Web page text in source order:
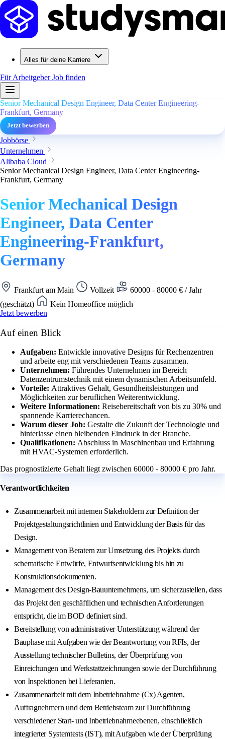
Alles für deine Karriere
Für ArbeitgeberJob finden
Senior Mechanical Design Engineer, Data Center Engineering-
Frankfurt, Germany
Jetzt bewerben
Jobbörse
Unternehmen
Alibaba Cloud
Senior Mechanical Design Engineer, Data Center Engineering-
Frankfurt, Germany
Senior Mechanical Design
Engineer, Data Center
Engineering-Frankfurt,
Germany
Frankfurt am Main Vollzeit
60000 - 80000 € / Jahr
(geschätzt)
Kein Homeoffice möglich
Jetzt bewerben
Auf einen Blick
Aufgaben: Entwickle innovative Designs für Rechenzentren
und arbeite eng mit verschiedenen Teams zusammen.
Unternehmen: Führendes Unternehmen im Bereich
Datenzentrumstechnik mit einem dynamischen Arbeitsumfeld.
Vorteile: Attraktives Gehalt, Gesundheitsleistungen und
Möglichkeiten zur beruflichen Weiterentwicklung.
Weitere Informationen: Reisebereitschaft von bis zu 30% und
spannende Karrierechancen.
Warum dieser Job: Gestalte die Zukunft der Technologie und
hinterlasse einen bleibenden Eindruck in der Branche.
Qualifikationen: Abschluss in Maschinenbau und Erfahrung
mit HVAC-Systemen erforderlich.
Das prognostizierte Gehalt liegt zwischen 60000 - 80000 € pro Jahr.
Verantwortlichkeiten
Zusammenarbeit mit internen Stakeholdern zur Definition der
Projektgestaltungsrichtlinien und Entwicklung der Basis für das
Design.
Management von Beratern zur Umsetzung des Projekts durch
schematische Entwürfe, Entwurfsentwicklung bis hin zu
Konstruktionsdokumenten.
Management des Design-Bauunternehmens, um sicherzustellen, dass
das Projekt den geschäftlichen und technischen Anforderungen
entspricht, die im BOD definiert sind.
Bereitstellung von administrativer Unterstützung während der
Bauphase mit Aufgaben wie der Beantwortung von RFIs, der
Ausstellung technischer Bulletins, der Überprüfung von
Einreichungen und Werkstattzeichnungen sowie der Durchführung
von Inspektionen bei Lieferanten.
Zusammenarbeit mit dem Inbetriebnahme (Cx) Agenten,
Auftragnehmern und dem Betriebsteam zur Durchführung
verschiedener Start- und Inbetriebnahmeebenen, einschließlich
integrierter Systemtests (IST), mit Aufgaben wie der Überprüfung